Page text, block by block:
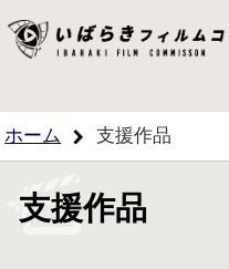
ホーム 支援作品
支援作品